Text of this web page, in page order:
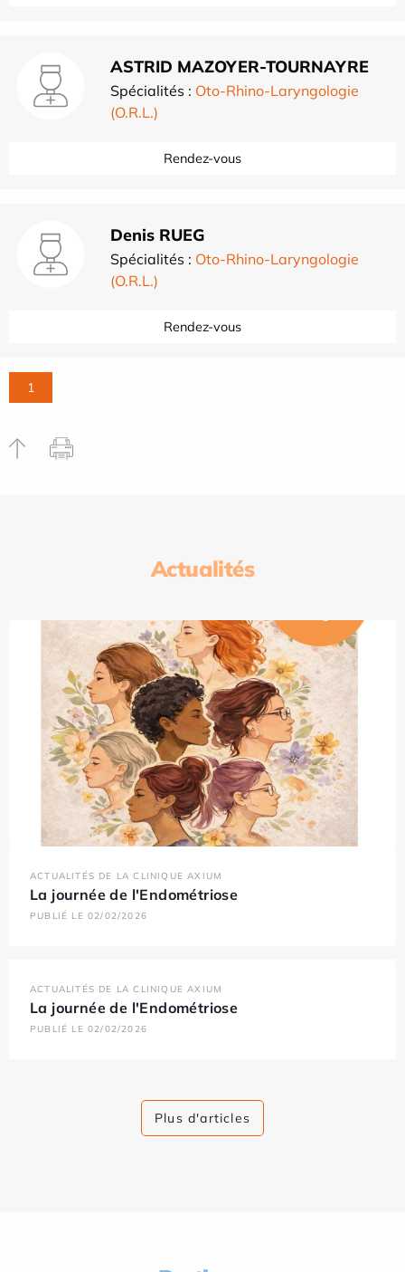
ASTRID MAZOYER-TOURNAYRE
Spécialités : Oto-Rhino-Laryngologie
(O.R.L.)
Rendez-vous
Denis RUEG
Spécialités : Oto-Rhino-Laryngologie
(O.R.L.)
Rendez-vous
1
Actualités
ACTUALITÉS DE LA CLINIQUE AXIUM
La journée de l'Endométriose
PUBLIÉ LE 02/02/2026
ACTUALITÉS DE LA CLINIQUE AXIUM
La journée de l'Endométriose
PUBLIÉ LE 02/02/2026
Plus d'articles